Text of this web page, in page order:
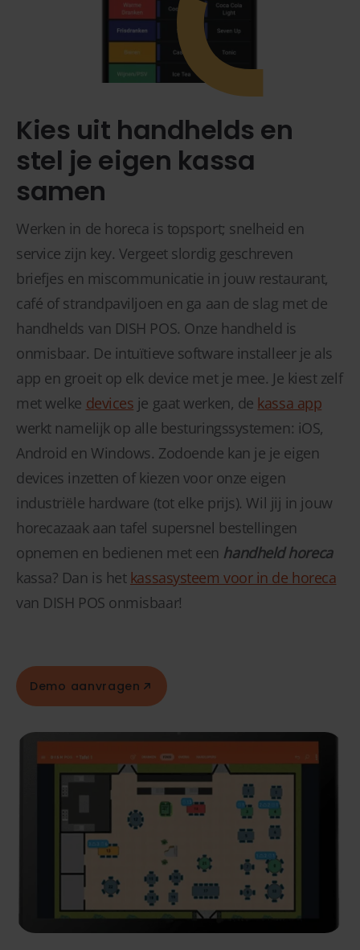
Kies uit handhelds en
stel je eigen kassa
samen
Werken in de horeca is topsport; snelheid en
service zijn key. Vergeet slordig geschreven
briefjes en miscommunicatie in jouw restaurant,
café of strandpaviljoen en ga aan de slag met de
handhelds van DISH POS. Onze handheld is
onmisbaar. De intuïtieve software installeer je als
app en groeit op elk device met je mee. Je kiest zelf
met welke devices je gaat werken, de kassa app
werkt namelijk op alle besturingssystemen: iOS,
Android en Windows. Zodoende kan je je eigen
devices inzetten of kiezen voor onze eigen
industriële hardware (tot elke prijs). Wil jij in jouw
horecazaak aan tafel supersnel bestellingen
opnemen en bedienen met een handheld horeca
kassa? Dan is het kassasysteem voor in de horeca
van DISH POS onmisbaar!
Demo aanvragen